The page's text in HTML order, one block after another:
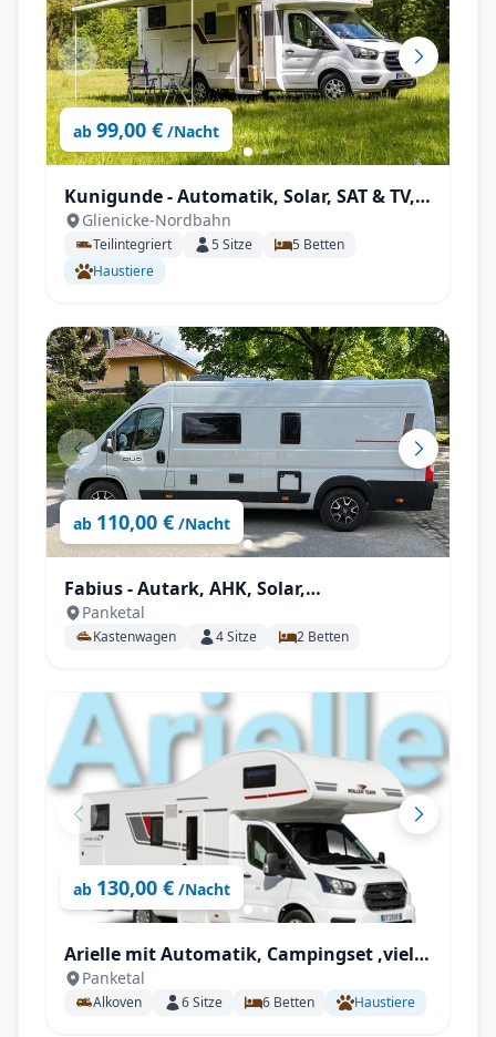
ab 99,00 € /Nacht
Kunigunde - Automatik, Solar, SAT & TV,
viel Platz
Glienicke-Nordbahn
Teilintegriert 5Sitze 5 Betten
Haustiere
ab 110,00 € /Nacht
Fabius - Autark, AHK, Solar,
Fahrradträger, Markise, Campingsset
uvm.
Panketal
Kastenwagen 4Sitze 2 Betten
ab 130,00 € /Nacht
Arielle mit Automatik, Campingset ,viel
Staumöglichkeiten uvm.
Panketal
Alkoven 6Sitze 6 Betten Haustiere